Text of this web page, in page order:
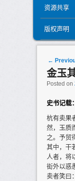
资源共享
版权声明
Post
←
金玉
Posted on
史书记载
杭有卖果
然，玉质
之。予贸
其中，干
人者，将
衒外以惑
卖者笑曰